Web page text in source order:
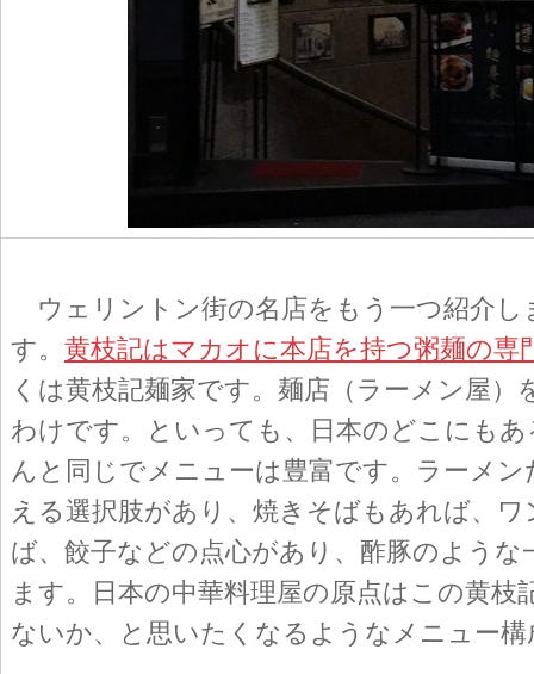
ウェリントン街の名店をもう一つ紹介し
す。 黄枝記はマカオに本店を持つ粥麺の専
くは黄枝記麺家です。麺店（ラーメン屋）
わけです。といっても、日本のどこにもあ
んと同じでメニューは豊富です。ラーメン
える選択肢があり、焼きそばもあれば、
ば、餃子などの点心があり、酢豚のような
ます。日本の中華料理屋の原点はこの黄枝
ないか、と思いたくなるようなメニュー構